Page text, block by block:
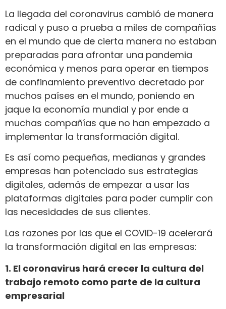
La llegada del coronavirus cambió de manera
radical y puso a prueba a miles de compañías
en el mundo que de cierta manera no estaban
preparadas para afrontar una pandemia
económica y menos para operar en tiempos
de confinamiento preventivo decretado por
muchos países en el mundo, poniendo en
jaque la economía mundial y por ende a
muchas compañías que no han empezado a
implementar la transformación digital.
Es así como pequeñas, medianas y grandes
empresas han potenciado sus estrategias
digitales, además de empezar a usar las
plataformas digitales para poder cumplir con
las necesidades de sus clientes.
Las razones por las que el COVID-19 acelerará
la transformación digital en las empresas:
1. El coronavirus hará crecer la cultura del
trabajo remoto como parte de la cultura
empresarial